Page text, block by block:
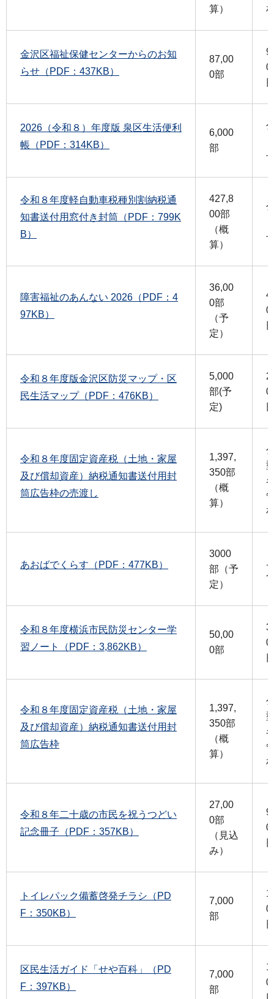
算）
金沢区福祉保健センターからのお知
らせ（PDF：437KB）
87,00
0部
2026（令和８）年度版 泉区生活便利
帳（PDF：314KB）
6,000
部
令和８年度軽自動車税種別割納税通
知書送付用窓付き封筒（PDF：799K
B）
427,8
00部
（概
算）
障害福祉のあんない 2026（PDF：4
97KB）
36,00
0部
（予
定）
令和８年度版金沢区防災マップ・区
民生活マップ（PDF：476KB）
5,000
部(予
定)
令和８年度固定資産税（土地・家屋
及び償却資産）納税通知書送付用封
筒広告枠の売渡し
1,397,
350部
（概
算）
あおばでくらす（PDF：477KB）
3000
部（予
定）
令和８年度横浜市民防災センター学
習ノート（PDF：3,862KB）
50,00
0部
令和８年度固定資産税（土地・家屋
及び償却資産）納税通知書送付用封
筒広告枠
1,397,
350部
（概
算）
令和８年二十歳の市民を祝うつどい
記念冊子（PDF：357KB）
27,00
0部
（見込
み）
トイレパック備蓄啓発チラシ（PD
F：350KB）
7,000
部
区民生活ガイド「せや百科」（PD
F：397KB）
7,000
部